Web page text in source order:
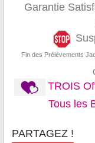
Garantie
Fin des Prélèvements
TROIS
Tous les
PARTAGEZ !